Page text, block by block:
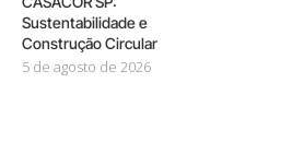
Sustentabilidade e
Construção Circular
5 de agosto de 2026